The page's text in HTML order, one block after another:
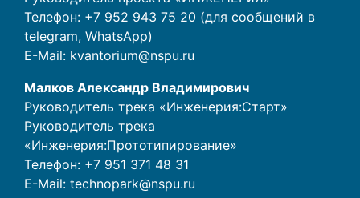
Телефон: +7 952 943 75 20 (для сообщений в
telegram, WhatsApp)
E-Mail: kvantorium@nspu.ru
Малков Александр Владимирович
Руководитель трека «Инженерия:Старт»
Руководитель трека
«Инженерия:Прототипирование»
Телефон: +7 951 371 48 31
E-Mail: technopark@nspu.ru